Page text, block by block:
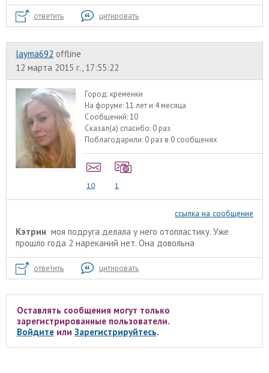
ответить цитировать
layma692 offline
12 марта 2015 г., 17:55:22
Город: кременки
На форуме:11 лет и 4 месяца
Сообщений:10
Сказал(а) спасибо: 0 раз
Поблагодарили: 0 раз в 0 сообщенях
10 1
ссылка на сообщение
Кэтрин моя подруга делала у него отопластику. Уже
прошло года 2 нареканий нет. Она довольна
ответить цитировать
Оставлять сообщения могут только
зарегистрированные пользователи.
Войдитеили Зарегистрируйтесь.